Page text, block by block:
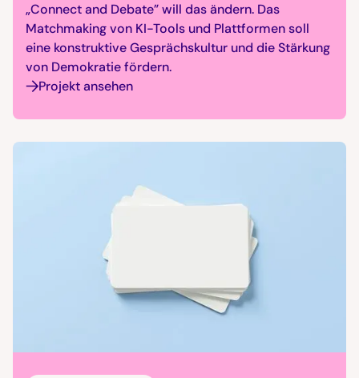
„Connect and Debate” will das ändern. Das
Matchmaking von KI-Tools und Plattformen soll
eine konstruktive Gesprächskultur und die Stärkung
von Demokratie fördern.
Projekt ansehen